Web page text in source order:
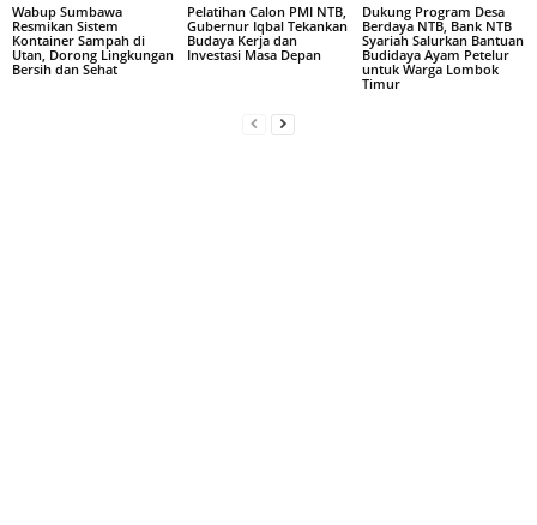
Wabup Sumbawa
Resmikan Sistem
Kontainer Sampah di
Utan, Dorong Lingkungan
Bersih dan Sehat
Pelatihan Calon PMI NTB,
Gubernur Iqbal Tekankan
Budaya Kerja dan
Investasi Masa Depan
Dukung Program Desa
Berdaya NTB, Bank NTB
Syariah Salurkan Bantuan
Budidaya Ayam Petelur
untuk Warga Lombok
Timur